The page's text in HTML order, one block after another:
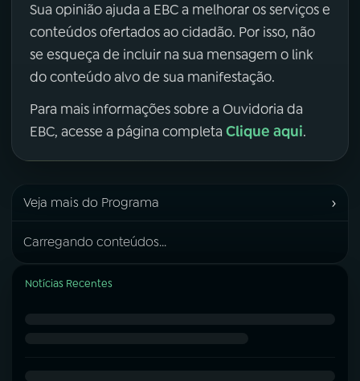
Sua opinião ajuda a EBC a melhorar os serviços e
conteúdos ofertados ao cidadão. Por isso, não
se esqueça de incluir na sua mensagem o link
do conteúdo alvo de sua manifestação.
Para mais informações sobre a Ouvidoria da
EBC, acesse a página completa Clique aqui.
Veja mais do Programa ›
Carregando conteúdos...
Notícias Recentes